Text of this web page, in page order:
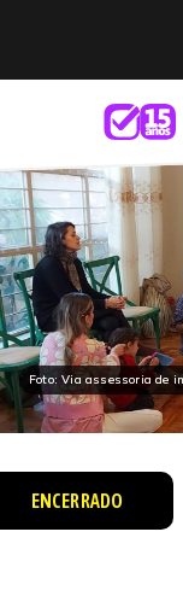
Foto: Via assessoria de
ENCERRADO